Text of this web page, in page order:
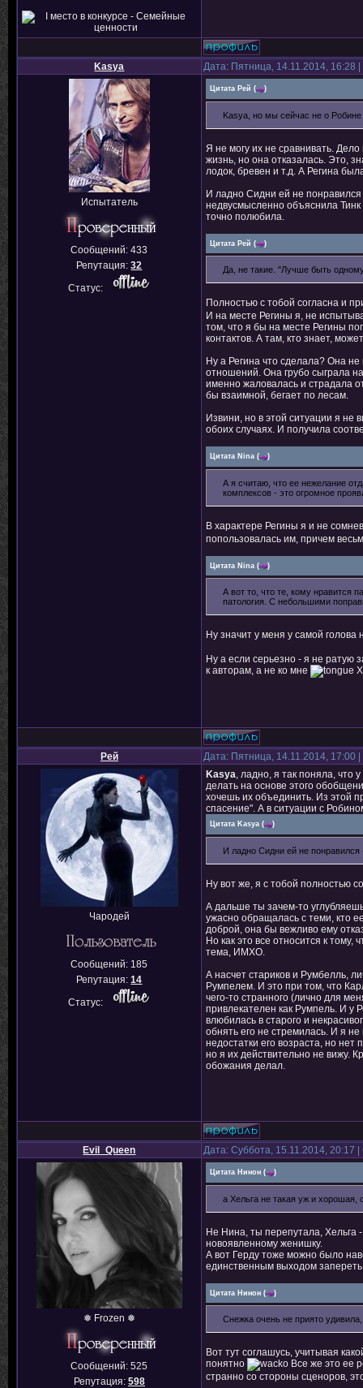
Kasya Дата: Пятница, 14.11.2014,
Испытатель
Сообщений:433
Репутация:32
Статус:
Цитата Рей ( )
Kasya, но мы сейчас не о
Я не могу их не сравнивать.
жизнь, но она отказалась. Это,
лодок, бревен и т.д. А Регина
И ладно Сидни ей не
недвусмысленно объяснила
точно полюбила.
Цитата Рей ( )
Да, не такие. "Лучше быть
Полностью с тобой согласна и
И на месте Регины я, не
том, что я бы на месте Регины
контактов. А там, кто знает,
Ну а Регина что сделала? Она
отношений. Она грубо сыграла
именно жаловалась и страдала
бы взаимной, бегает по лесам.
Извини, но в этой ситуации я не
обоих случаях. И получила
Цитата Nina ( )
А я считаю, что ее нежелание
комплексов - это огромное
В характере Регины я и не
попользовалась им, причем
Цитата Nina ( )
А вот то, что те, кому нравится
патология. С небольшими
Ну значит у меня у самой голова
Ну а если серьезно - я не ратую
к авторам, а не ко мне
Рей Дата: Пятница, 14.11.2014,
Чародей
Сообщений: 185
Репутация:14
Статус:
Kasya, ладно, я так поняла, что
делать на основе этого
хочешь их объединить. Из этой
спасение". А в ситуации с
Цитата Kasya ( )
И ладно Сидни ей не
Ну вот же, я с тобой полностью
А дальше ты зачем-то
ужасно обращалась с теми, кто
доброй, она бы вежливо ему
Но как это все относится к
тема, ИМХО.
А насчет стариков и Румбелль,
Румпелем. И это при том, что
чего-то странного (лично для
привлекателен как Румпель. И у
влюбилась в старого и
обнять его не стремилась. И я
недостатки его возраста, но
но я их действительно не вижу.
обожания делал.
Evil_Queen Дата: Суббота, 15.11.2014, 20:17
❅ Frozen ❅
Сообщений:525
Репутация: 598
Цитата Нинон ( )
а Хельга не такая уж и хорошая,
Не Нина, ты перепутала, Хельга -
новоявленному женишку.
А вот Герду тоже можно было
единственным выходом запереть
Цитата Нинон ( )
Снежка очень не приято
Вот тут соглашусь, учитывая
понятно
Все же это ее
странно со стороны сценоров,